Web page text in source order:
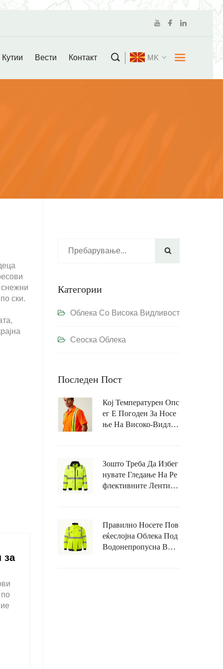
Кутии Вести Контакт MK
ски.
за

Категории
Облека Со Висока Видливост
Сеоска Облека
Последен Пост
Кој Температурен Опс
Ег Е Погоден За Носе
Ње На Високо-Видлив
Зошто Треба Да Избег
Нувате Гледање На Ре
Флективните Ленти Н
Правилно Носете Пов
Еќеслојна Облека Под
Водонепропусна Висо